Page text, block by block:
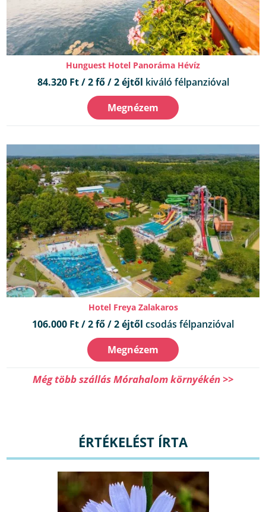
Hunguest Hotel Panoráma Hévíz
84.320 Ft / 2 fő / 2 éjtől kiváló félpanzióval
Megnézem
Hotel Freya Zalakaros
106.000 Ft / 2 fő / 2 éjtől csodás félpanzióval
Megnézem
Még több szállás Mórahalom környékén >>
ÉRTÉKELÉST ÍRTA